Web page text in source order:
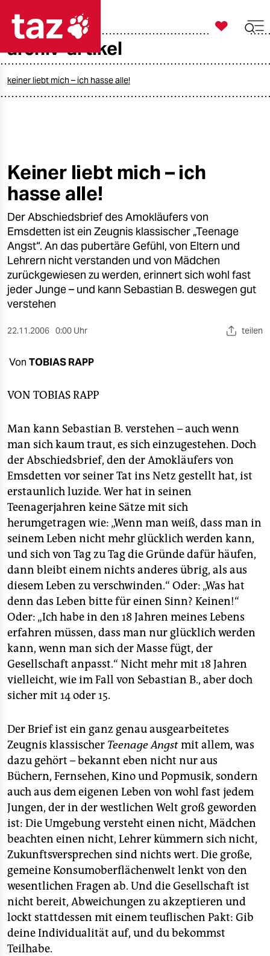
taz zahl ich
öko
gesellschaft
kultur
sport
berlin
nord
wahrheit
veranstaltungen
shop
fragen & hilfe
unterstützen
abo
genossenschaft
epaper login

taz zahl ich
archiv-artikel
keiner liebt mich – ich hasse alle!
Keiner liebt mich – ich
hasse alle!
Der Abschiedsbrief des Amokläufers von
Emsdetten ist ein Zeugnis klassischer „Teenage
Angst“. An das pubertäre Gefühl, von Eltern und
Lehrern nicht verstanden und von Mädchen
zurückgewiesen zu werden, erinnert sich wohl fast
jeder Junge – und kann Sebastian B. deswegen gut
verstehen
22.11.2006 0:00 Uhr teilen
Von TOBIAS RAPP
VON TOBIAS RAPP
Man kann Sebastian B. verstehen – auch wenn
man sich kaum traut, es sich einzugestehen. Doch
der Abschiedsbrief, den der Amokläufers von
Emsdetten vor seiner Tat ins Netz gestellt hat, ist
erstaunlich luzide. Wer hat in seinen
Teenagerjahren keine Sätze mit sich
herumgetragen wie: „Wenn man weiß, dass man in
seinem Leben nicht mehr glücklich werden kann,
und sich von Tag zu Tag die Gründe dafür häufen,
dann bleibt einem nichts anderes übrig, als aus
diesem Leben zu verschwinden.“ Oder: „Was hat
denn das Leben bitte für einen Sinn? Keinen!“
Oder: „Ich habe in den 18 Jahren meines Lebens
erfahren müssen, dass man nur glücklich werden
kann, wenn man sich der Masse fügt, der
Gesellschaft anpasst.“ Nicht mehr mit 18 Jahren
vielleicht, wie im Fall von Sebastian B., aber doch
sicher mit 14 oder 15.
Der Brief ist ein ganz genau ausgearbeitetes
Zeugnis klassischer Teenage Angstmit allem, was
dazu gehört – bekannt eben nicht nur aus
Büchern, Fernsehen, Kino und Popmusik, sondern
auch aus dem eigenen Leben von wohl fast jedem
Jungen, der in der westlichen Welt groß geworden
ist: Die Umgebung versteht einen nicht, Mädchen
beachten einen nicht, Lehrer kümmern sich nicht,
Zukunftsversprechen sind nichts wert. Die große,
gemeine Konsumoberflächenwelt lenkt von den
wesentlichen Fragen ab. Und die Gesellschaft ist
nicht bereit, Abweichungen zu akzeptieren und
lockt stattdessen mit einem teuflischen Pakt: Gib
deine Individualität auf, und du bekommst
Teilhabe.